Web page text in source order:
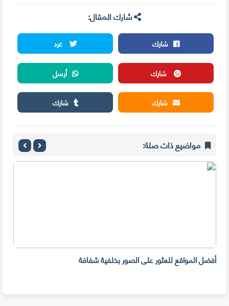
شارك المقال:
شارك
غرد
شارك
أرسل
شارك
شارك
مواضيع ذات صلة:
أفضل المواقع للعثور على الصور بخلفية شفافة